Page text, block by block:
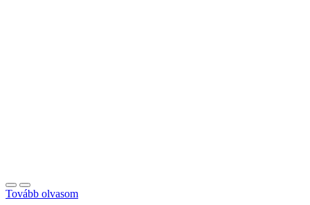
Tovább olvasom